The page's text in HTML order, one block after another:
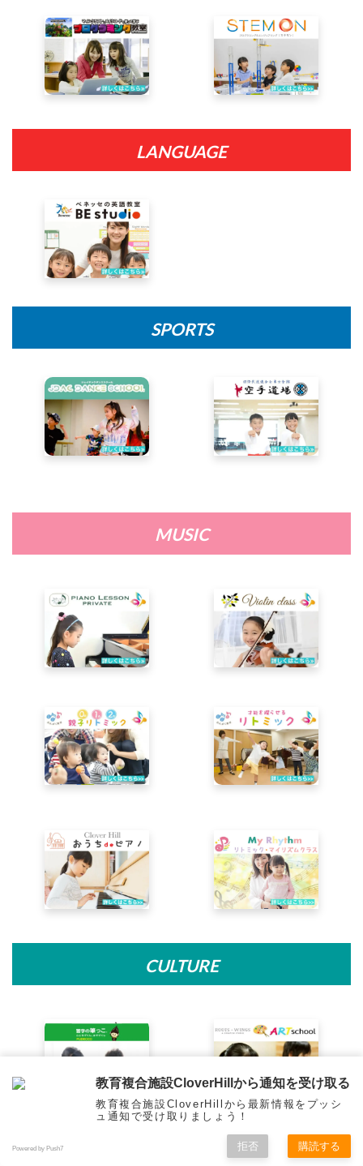
LANGUAGE
SPORTS
MUSIC
CULTURE
教育複合施設CloverHillから通知を受け取る
教育複合施設CloverHillから最新情報をプッシ
ュ通知で受け取りましょう！
Powered by Push7 拒否 購読する